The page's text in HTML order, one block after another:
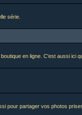
série.
en ligne. C'est aussi ici
pour partager vos photos